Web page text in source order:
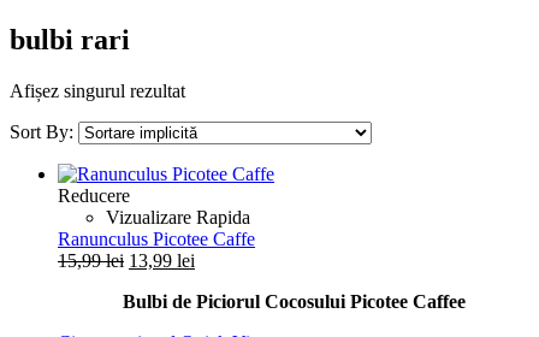
bulbi rari
Afișez singurul rezultat
Sort By:
Reducere
Vizualizare Rapida
Ranunculus Picotee Caffe
15,99lei Prețul
a
13,99 lei
este:
Bulbi de Piciorul Cocosului Picotee Caffee